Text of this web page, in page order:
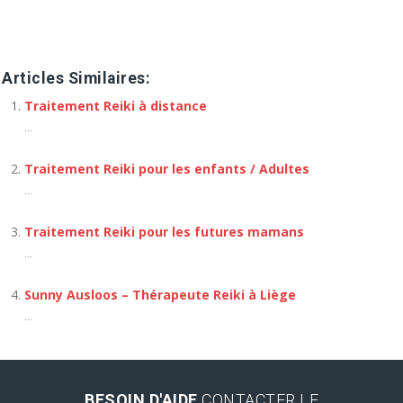
Articles Similaires:
Traitement Reiki à distance
...
Traitement Reiki pour les enfants / Adultes
...
Traitement Reiki pour les futures mamans
...
Sunny Ausloos – Thérapeute Reiki à Liège
...